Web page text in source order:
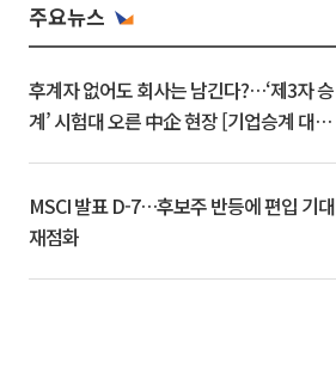
주요뉴스
후계자 없어도 회사는 남긴다?…‘제3자 승
계’ 시험대 오른 中企 현장 [기업승계 대전
MSCI 발표 D-7…후보주 반등에 편입 기대
재점화